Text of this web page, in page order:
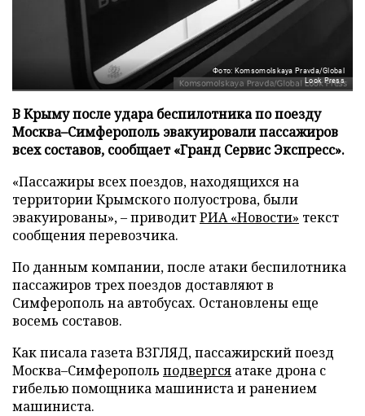
Фото: Komsomolskaya Pravda/Global
Look Press
В Крыму после удара беспилотника по поезду
Москва–Симферополь эвакуировали пассажиров
всех составов, сообщает «Гранд Сервис Экспресс».
«Пассажиры всех поездов, находящихся на
территории Крымского полуострова, были
эвакуированы», – приводитРИА «Новости» текст
сообщения перевозчика.
По данным компании, после атаки беспилотника
пассажиров трех поездов доставляют в
Симферополь на автобусах. Остановлены еще
восемь составов.
Как писала газета ВЗГЛЯД, пассажирский поезд
Москва–Симферополь подвергся атаке дрона с
гибелью помощника машиниста и ранением
машиниста.